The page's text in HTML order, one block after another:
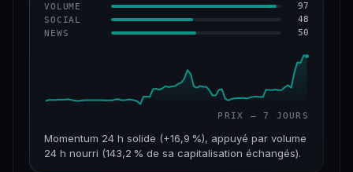
VOLUME 97
SOCIAL 48
NEWS 50
PRIX — 7 JOURS
Momentum 24 h solide (+16,9 %), appuyé par volume
24 h nourri (143,2 % de sa capitalisation échangés).